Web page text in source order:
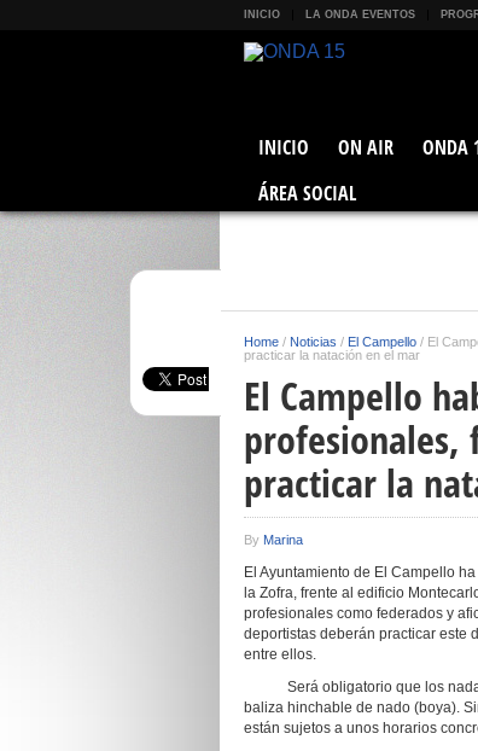
INICIO LA ONDA EVENTOS
INICIO ON AIR ONDA
ÁREA SOCIAL
Home / Noticias / El Campello / El
practicar la natación en el mar
El Campello
profesionales,
practicar la
By Marina
El Ayuntamiento de El Campello
la Zofra, frente al edificio
profesionales como federados y
deportistas deberán practicar este
entre ellos.
Será obligatorio que los
baliza hinchable de nado (boya).
están sujetos a unos horarios